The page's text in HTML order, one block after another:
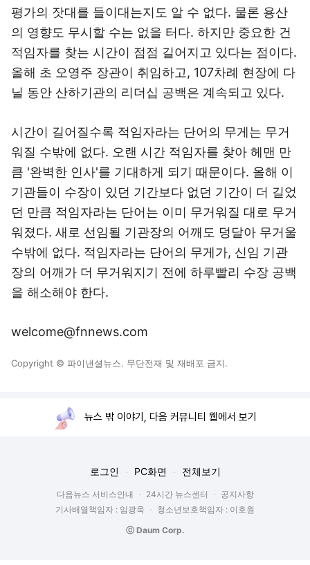
평가의 잣대를 들이대는지도 알 수 없다. 물론 용산
의 영향도 무시할 수는 없을 터다. 하지만 중요한 건
적임자를 찾는 시간이 점점 길어지고 있다는 점이다.
올해 초 오영주 장관이 취임하고, 107차례 현장에 다
닐 동안 산하기관의 리더십 공백은 계속되고 있다.
시간이 길어질수록 적임자라는 단어의 무게는 무거
워질 수밖에 없다. 오랜 시간 적임자를 찾아 헤맨 만
큼 '완벽한 인사'를 기대하게 되기 때문이다. 올해 이
기관들이 수장이 있던 기간보다 없던 기간이 더 길었
던 만큼 적임자라는 단어는 이미 무거워질 대로 무거
워졌다. 새로 선임될 기관장의 어깨도 덩달아 무거울
수밖에 없다. 적임자라는 단어의 무게가, 신임 기관
장의 어깨가 더 무거워지기 전에 하루빨리 수장 공백
을 해소해야 한다.
welcome@fnnews.com
Copyright © 파이낸셜뉴스. 무단전재 및 재배포 금지.
뉴스 밖 이야기, 다음 커뮤니티 웹에서 보기
로그인 PC화면 전체보기
다음뉴스 서비스안내 24시간 뉴스센터
공지사항
기사배열책임자 : 임광욱
청소년보호책임자 : 이호원
ⓒ Daum Corp.